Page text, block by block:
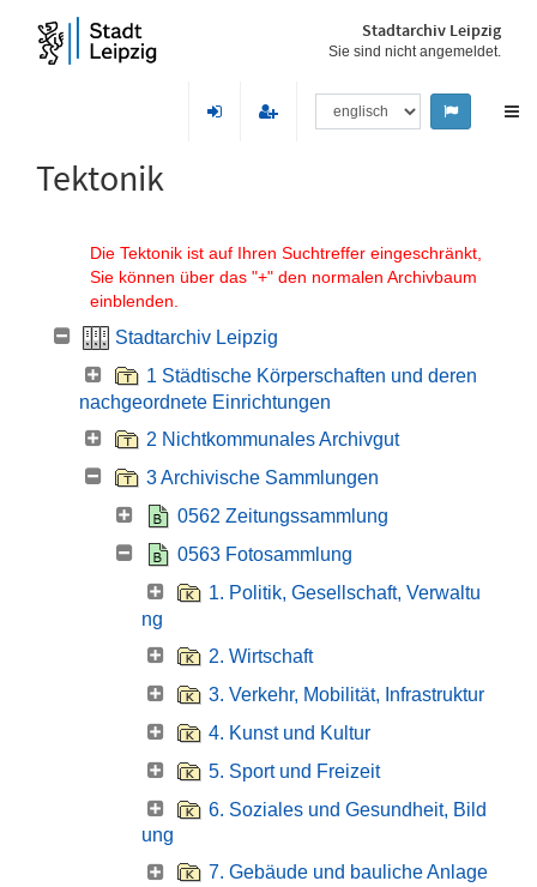
Stadtarchiv Leipzig
Sie sind nicht angemeldet.
Tektonik
Die Tektonik ist auf Ihren Suchtreffer eingeschränkt,
Sie können über das "+" den normalen Archivbaum
einblenden.
Stadtarchiv Leipzig
1 Städtische Körperschaften und deren
nachgeordnete Einrichtungen
2 Nichtkommunales Archivgut
3 Archivische Sammlungen
0562 Zeitungssammlung
0563 Fotosammlung
1. Politik, Gesellschaft, Verwaltu
ng
2. Wirtschaft
3. Verkehr, Mobilität, Infrastruktur
4. Kunst und Kultur
5. Sport und Freizeit
6. Soziales und Gesundheit, Bild
ung
7. Gebäude und bauliche Anlage